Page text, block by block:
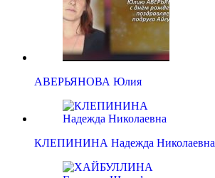
АВЕРЬЯНОВА Юлия
КЛЕПИНИНА Надежда Николаевна